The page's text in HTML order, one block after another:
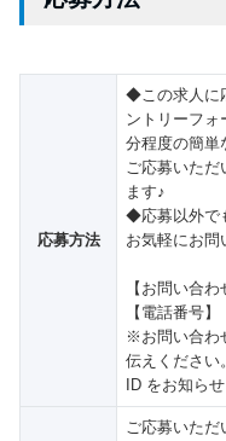
応募方法
◆この求人に
ントリーフォ
分程度の簡単
ご応募いただ
ます♪
◆応募以外で
お気軽にお問
【お問い合
【電話
※お問い合わ
伝えください。
ID をお知ら
ご応募いただ